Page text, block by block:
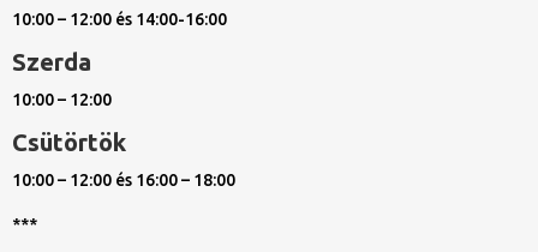
10:00 – 12:00 és 14:00-16:00
Szerda
10:00 – 12:00
Csütörtök
10:00 – 12:00 és 16:00 – 18:00
***